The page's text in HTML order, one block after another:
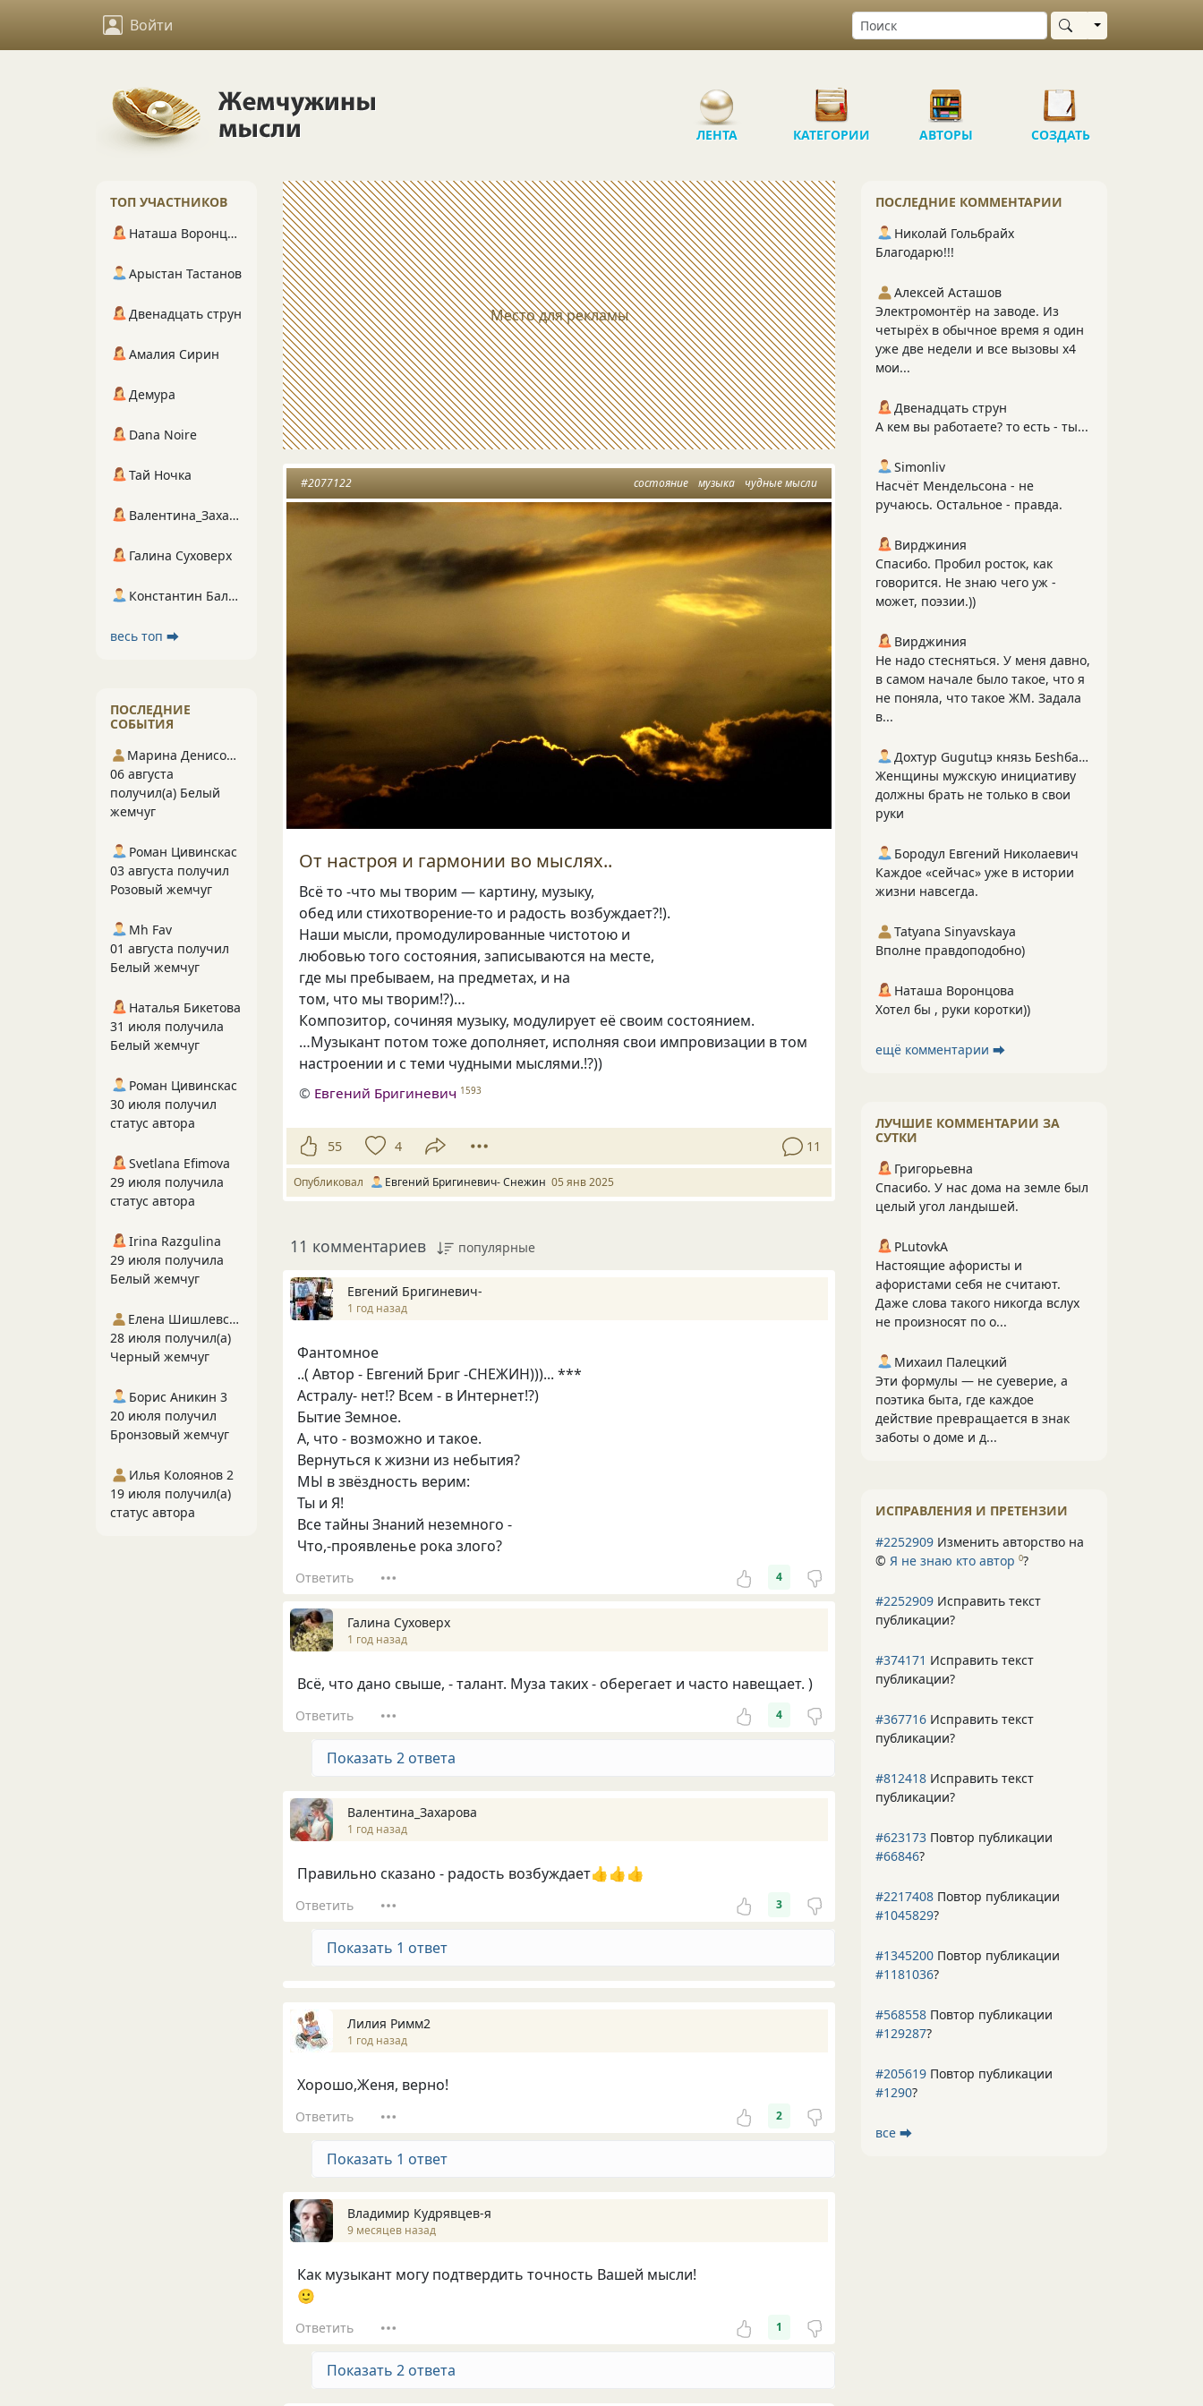
Войти Выбрать область
ЛЕНТА КАТЕГОРИИ АВТОРЫ СОЗДАТЬ
Место для рекламы
состояние музыка чудные мысли
#2077122
От настроя и гармонии во мыслях..
Всё то -что мы творим — картину, музыку,
обед или стихотворение-то и радость возбуждает?!).
Наши мысли, промодулированные чистотою и
любовью того состояния, записываются на месте,
где мы пребываем, на предметах, и на
том, что мы творим!?)…
Композитор, сочиняя музыку, модулирует её своим состоянием.
…Музыкант потом тоже дополняет, исполняя свои импровизации в том
настроении и с теми чудными мыслями.!?))
© Евгений Бригиневич 1593
55 4 11
Опубликовал Евгений Бригиневич- Снежин 05 янв 2025
11 комментариев популярные
Евгений Бригиневич-
1 год назад
Фантомное
..( Автор - Евгений Бриг -СНЕЖИН)))... ***
Астралу- нет!? Всем - в Интернет!?)
Бытие Земное.
А, что - возможно и такое.
Вернуться к жизни из небытия?
МЫ в звёздность верим:
Ты и Я!
Все тайны Знаний неземного -
Что,-проявленье рока злого?
Ответить 4
Галина Суховерх
1 год назад
Всё, что дано свыше, - талант. Муза таких - оберегает и часто навещает. )
Ответить 4
Показать 2 ответа
Валентина_Захарова
1 год назад
Правильно сказано - радость возбуждает👍👍👍
Ответить 3
Показать 1 ответ
Лилия Римм2
1 год назад
Хорошо,Женя, верно!
Ответить 2
Показать 1 ответ
Владимир Кудрявцев-я
9 месяцев назад
Как музыкант могу подтвердить точность Вашей мысли!
🙂
Ответить 1
Показать 2 ответа
ПОСЛЕДНИЕ КОММЕНТАРИИ
Николай Гольбрайх
Благодарю!!!
Алексей Асташов
Электромонтёр на заводе. Из
четырёх в обычное время я один
уже две недели и все вызовы х4
мои...
Двенадцать струн
А кем вы работаете? то есть - ты...
Simonliv
Насчёт Мендельсона - не
ручаюсь. Остальное - правда.
Вирджиния
Спасибо. Пробил росток, как
говорится. Не знаю чего уж -
может, поэзии.))
Вирджиния
Не надо стесняться. У меня давно,
в самом начале было такое, что я
не поняла, что такое ЖМ. Задала
в...
Дохтур Gugutцэ князь Беshбармакоff
Женщины мужскую инициативу
должны брать не только в свои
руки
Бородул Евгений Николаевич
Каждое «сейчас» уже в истории
жизни навсегда.
Tatyana Sinyavskaya
Вполне правдоподобно)
Наташа Воронцова
Хотел бы , руки коротки))
ещё комментарии ⮕
ЛУЧШИЕ КОММЕНТАРИИ ЗА
СУТКИ
Григорьевна
Спасибо. У нас дома на земле был
целый угол ландышей.
PLutоvkА
Настоящие афористы и
афористами себя не считают.
Даже слова такого никогда вслух
не произносят по о...
Михаил Палецкий
Эти формулы — не суеверие, а
поэтика быта, где каждое
действие превращается в знак
заботы о доме и д...
ИСПРАВЛЕНИЯ И ПРЕТЕНЗИИ
#2252909 Изменить авторство на
© Я не знаю кто автор 0?
#2252909 Исправить текст
публикации?
#374171 Исправить текст
публикации?
#367716 Исправить текст
публикации?
#812418 Исправить текст
публикации?
#623173 Повтор публикации
#66846?
#2217408 Повтор публикации
#1045829?
#1345200 Повтор публикации
#1181036?
#568558 Повтор публикации
#129287?
#205619 Повтор публикации
#1290?
все ⮕
ТОП УЧАСТНИКОВ
Наташа Воронцова
Арыстан Тастанов
Двенадцать струн
Амалия Сирин
Демура
Dana Noire
Тай Ночка
Валентина_Захарова
Галина Суховерх
Константин Балухта
весь топ ⮕
ПОСЛЕДНИЕ
СОБЫТИЯ
Марина Денисова 5
06 августа
получил(а) Белый
жемчуг
Роман Цивинскас
03 августа получил
Розовый жемчуг
Mh Fav
01 августа получил
Белый жемчуг
Наталья Бикетова
31 июля получила
Белый жемчуг
Роман Цивинскас
30 июля получил
статус автора
Svetlana Efimova
29 июля получила
статус автора
Irina Razgulina
29 июля получила
Белый жемчуг
Елена Шишлевская
28 июля получил(а)
Черный жемчуг
Борис Аникин 3
20 июля получил
Бронзовый жемчуг
Илья Колоянов 2
19 июля получил(а)
статус автора